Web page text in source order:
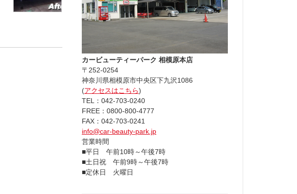
カービューティーパーク 相模原本店
〒252-0254
神奈川県相模原市中央区下九沢1086
(アクセスはこちら)
TEL：042-703-0240
FREE：0800-800-4777
FAX：042-703-0241
info@car-beauty-park.jp
営業時間
■平日 午前10時～午後7時
■土日祝 午前9時～午後7時
■定休日 火曜日